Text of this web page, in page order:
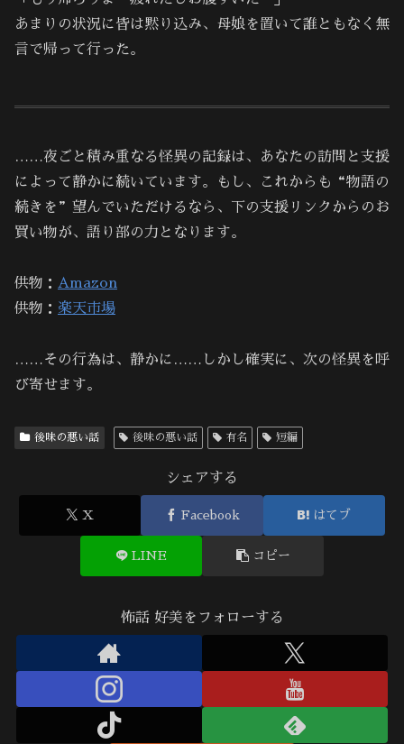
あまりの状況に皆は黙り込み、母娘を置いて誰ともなく無
言で帰って行った。
……夜ごと積み重なる怪異の記録は、あなたの訪問と支援
によって静かに続いています。もし、これからも“物語の
続きを”望んでいただけるなら、下の支援リンクからのお
買い物が、語り部の力となります。
供物： Amazon
供物： 楽天市場
……その行為は、静かに……しかし確実に、次の怪異を呼
び寄せます。
後味の悪い話 後味の悪い話 有名 短編
シェアする
X Facebook はてブ
LINE コピー
怖話 好美をフォローする